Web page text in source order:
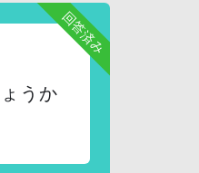
回答済み
うか